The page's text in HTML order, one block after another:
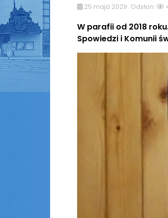
25 maja 2021r. Odsłon:
W parafii od 2018
Spowiedzi i Komunii